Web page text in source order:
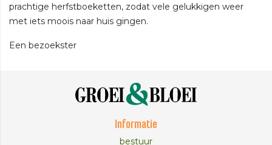
prachtige herfstboeketten, zodat vele gelukkigen weer
met iets moois naar huis gingen.
Een bezoekster
Informatie
bestuur